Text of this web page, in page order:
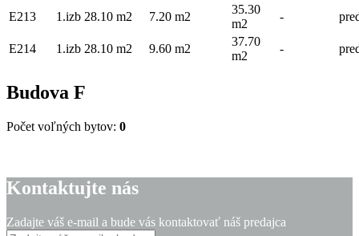
E213 1.izb 28.10 m2 7.20 m2
35.30
m2
-
E214 1.izb 28.10 m2 9.60 m2
37.70
m2
-
Budova F
Počet voľných bytov: 0
Kontaktujte nás
Zadajte váš e-mail a bude vás kontaktovať náš predajca